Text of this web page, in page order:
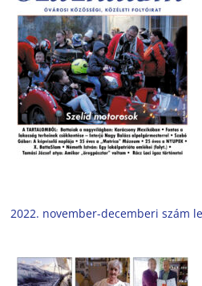
2022. november-decemberi szám